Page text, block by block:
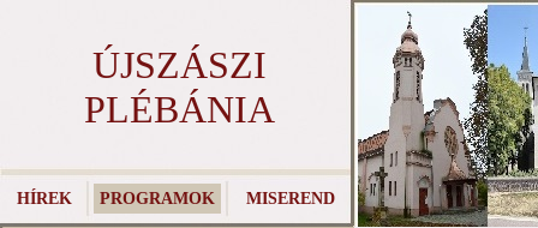
ÚJSZÁSZI
PLÉBÁNIA
HÍREK PROGRAMOK MISEREND